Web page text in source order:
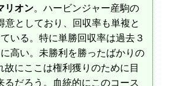
リオン。ハービンジャー産駒の
意としており、回収率も単複と
いる。特に単勝回収率は過去３
高い。未勝利を勝ったばかりの
故にここは権利獲りのために目
るだろう。血統的にこのコース